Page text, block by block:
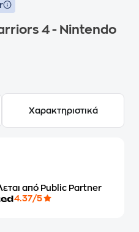
4 - Nintendo
Χαρακτηριστικά
από Public Partner
4.37/5